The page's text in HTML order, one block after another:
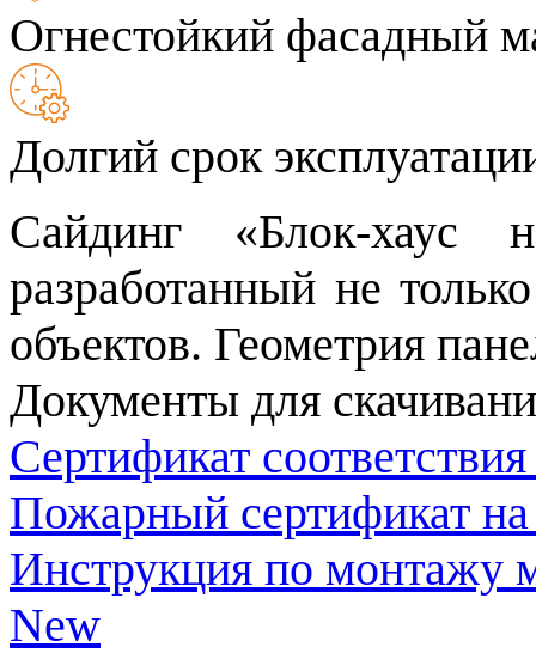
Огнестойкий фасадный
Долгий срок
Сайдинг «Блок-хаус
разработанный не
объектов. Геометрия
Документы для
Сертификат
Пожарный сертификат
Инструкция по монтажу
New